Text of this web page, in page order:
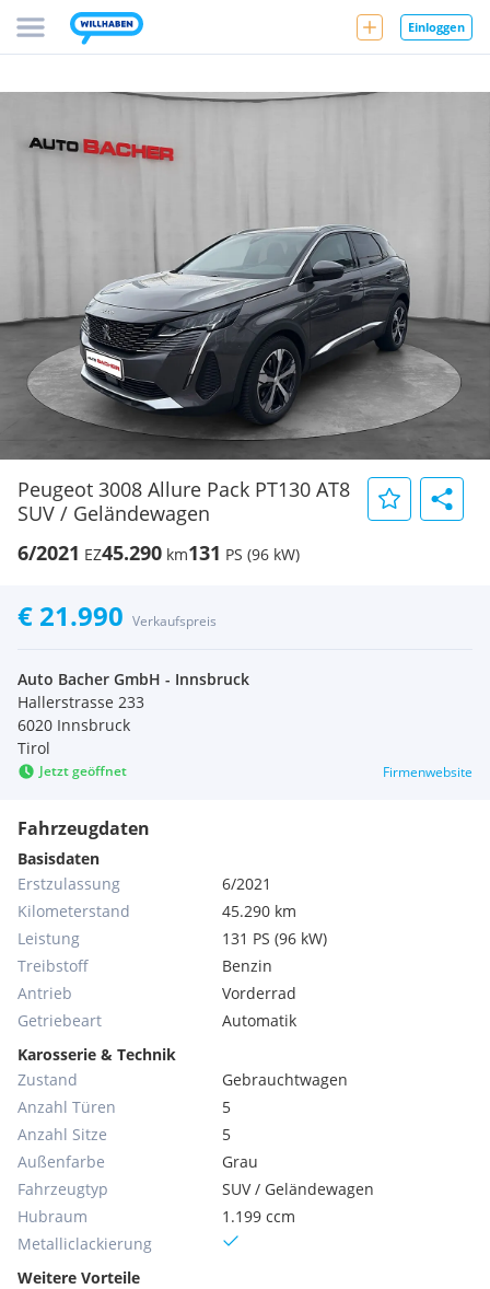
Einloggen
Peugeot 3008 Allure Pack PT130 AT8
SUV / Geländewagen
6/2021 EZ45.290 km131 PS (96 kW)
€ 21.990 Verkaufspreis
Auto Bacher GmbH - Innsbruck
Hallerstrasse 233
6020 Innsbruck
Tirol
Jetzt geöffnet Firmenwebsite
Fahrzeugdaten
Basisdaten
Erstzulassung
6/2021
Kilometerstand
45.290 km
Leistung
131 PS (96 kW)
Treibstoff
Benzin
Antrieb
Vorderrad
Getriebeart
Automatik
Karosserie & Technik
Zustand
Gebrauchtwagen
Anzahl Türen
5
Anzahl Sitze
5
Außenfarbe
Grau
Fahrzeugtyp
SUV / Geländewagen
Hubraum
1.199 ccm
Metallic­lackierung
Weitere Vorteile